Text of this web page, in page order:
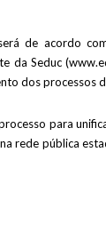
de acordo
da Seduc
dos processos
para
rede pública